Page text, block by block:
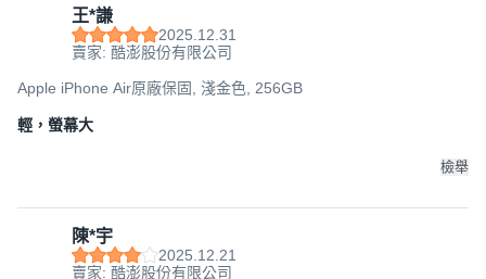
王*謙
2025.12.31
賣家: 酷澎股份有限公司
Apple iPhone Air原廠保固, 淺金色, 256GB
輕，螢幕大
檢舉
陳*宇
2025.12.21
賣家: 酷澎股份有限公司